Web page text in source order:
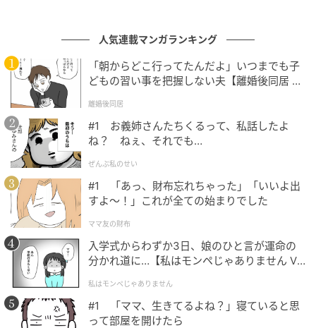
コレクションの追加情報は7月15日と16日に公開され
る予定。エトロと髙橋海人が紡ぐ創造の旅が続いてゆ
く。
人気連載マンガランキング
「朝からどこ行ってたんだよ」いつまでも子
どもの習い事を把握しない夫【離婚後同居 Vo
離婚後同居
#1 お義姉さんたちくるって、私話したよ
ね？ ねぇ、それでも…
ぜんぶ私のせい
#1 「あっ、財布忘れちゃった」「いいよ出
すよ〜！」これが全ての始まりでした
ママ友の財布
入学式からわずか3日、娘のひと言が運命の
分かれ道に…【私はモンペじゃありません Vo
私はモンペじゃありません
#1 「ママ、生きてるよね？」寝ていると思
って部屋を開けたら